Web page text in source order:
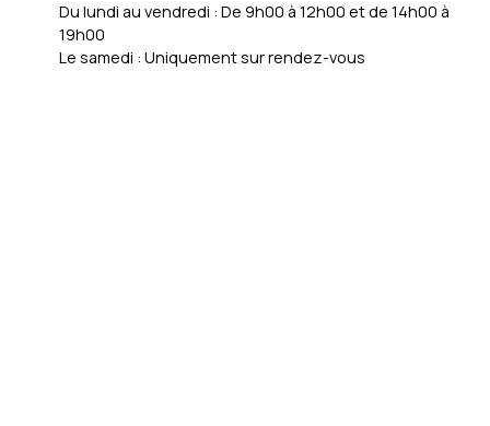
Du lundi au vendredi : De 9h00 à 12h00 et de 14h00 à
19h00
Le samedi : Uniquement sur rendez-vous